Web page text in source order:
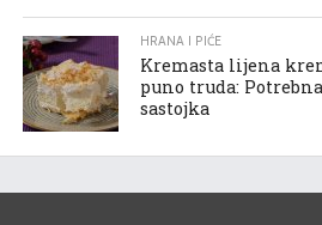
HRANA I PIĆE
Kremasta lijena
puno truda:
sastojka